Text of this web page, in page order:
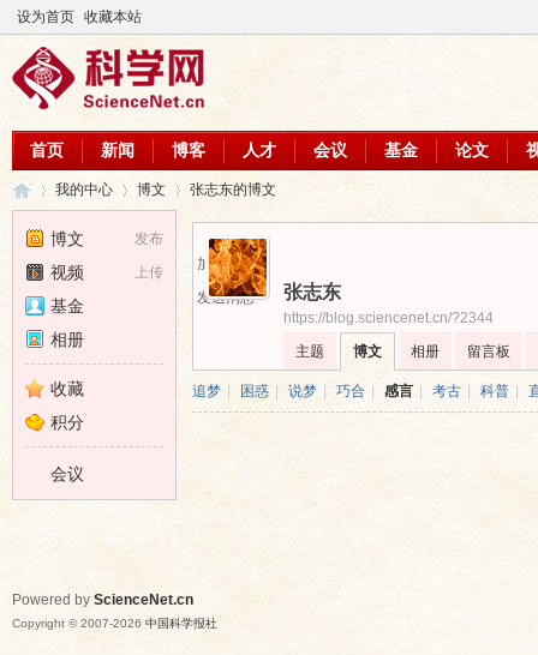
设为首页 收藏本站
首页 新闻 博客 人才 会议 基金 论文
›
我的中心 博文 张志东的博文
加为好友
发送消息
张志东
https://blog.sciencenet.cn/?2344
主题
博文 相册 留言板
追梦 困惑 说梦 巧合 感言 考古 科普
发布
博文
上传
视频
基金
相册
收藏
积分
会议
Powered by ScienceNet.cn
Copyright © 2007-2026 中国科学报社